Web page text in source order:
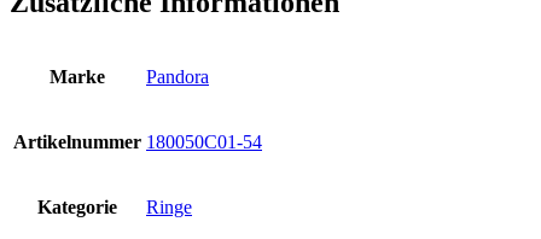
Marke Pandora
Artikelnummer 180050C01-54
Kategorie Ringe